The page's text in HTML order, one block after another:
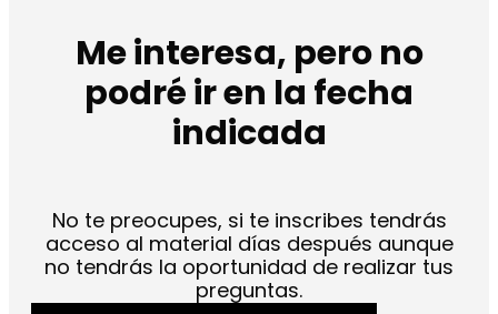
Me interesa, pero no
podré ir en la fecha
indicada
No te preocupes, si te inscribes tendrás
acceso al material días después aunque
no tendrás la oportunidad de realizar tus
preguntas.